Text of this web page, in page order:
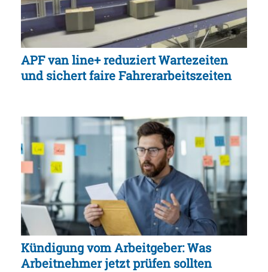
APF van line+ reduziert Wartezeiten
und sichert faire Fahrerarbeitszeiten
Kündigung vom Arbeitgeber: Was
Arbeitnehmer jetzt prüfen sollten